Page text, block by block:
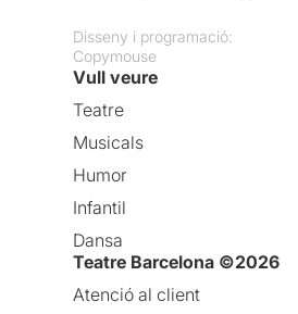
Disseny i programació:
Copymouse
Vull veure
Teatre
Musicals
Humor
Infantil
Dansa
Teatre Barcelona ©2026
Atenció al client